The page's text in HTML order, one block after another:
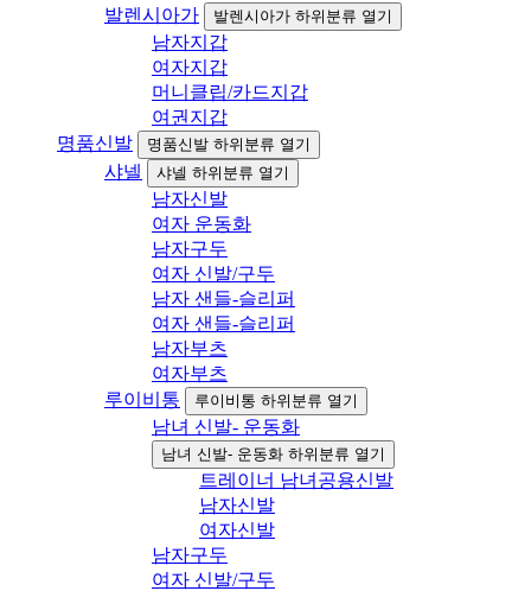
발렌시아가
발렌시아가 하위분류 열기
남자지갑
여자지갑
머니클립/카드지갑
여권지갑
명품신발
명품신발 하위분류 열기
샤넬 샤넬 하위분류 열기
남자신발
여자 운동화
남자구두
여자 신발/구두
남자 샌들-슬리퍼
여자 샌들-슬리퍼
남자부츠
여자부츠
루이비통
루이비통 하위분류 열기
남녀 신발- 운동화
남녀 신발- 운동화 하위분류 열기
트레이너 남녀공용신발
남자신발
여자신발
남자구두
여자 신발/구두